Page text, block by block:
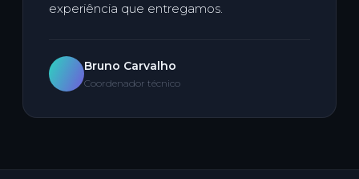
experiência que entregamos.
Bruno Carvalho
Coordenador técnico